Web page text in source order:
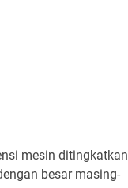
mesin ditingkatkan
besar masing-